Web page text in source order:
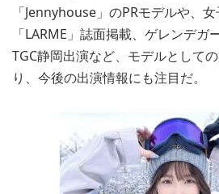
「Jennyhouse」のPRモデルや、
「LARME」誌面掲載、ゲレンデガ
TGC静岡出演など、モデルとして
り、今後の出演情報にも注目だ。